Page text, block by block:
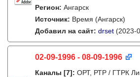
Регион: Ангарск
Источник: Время (Ангарск)
Добавил на сайт: drset (2023-
02-09-1996 - 08-09-1996
Каналы [7]: ОРТ, РТР / ГТРК